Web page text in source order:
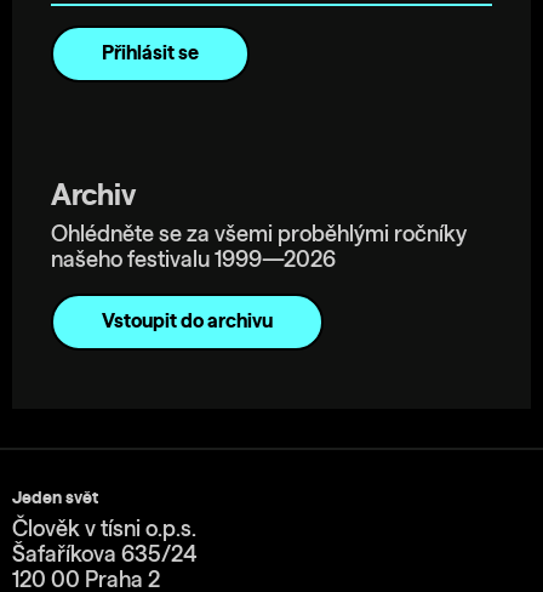
Archiv
Ohlédněte se za všemi proběhlými ročníky
našeho festivalu 1999—2026
Vstoupit do archivu
Jeden svět
Člověk v tísni o.p.s.
Šafaříkova 635/24
120 00 Praha 2